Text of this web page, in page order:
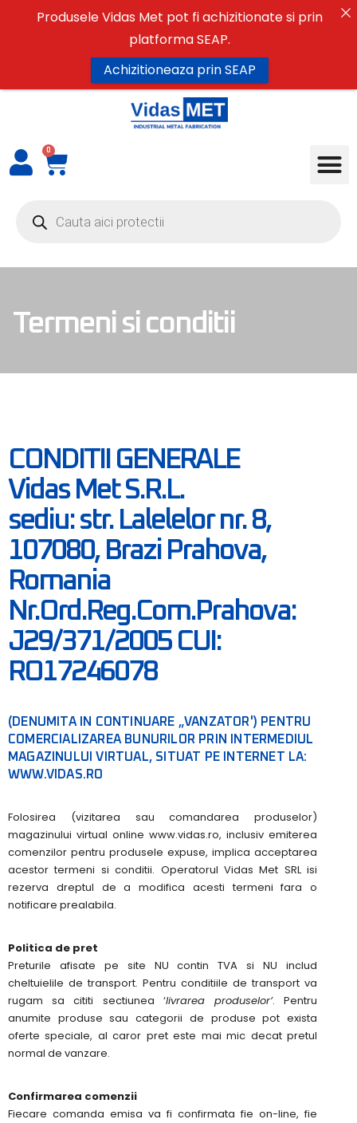
0
Termeni si conditii
CONDITII GENERALE
Vidas Met S.R.L.
sediu: str. Lalelelor nr. 8,
107080, Brazi Prahova,
Romania
Nr.Ord.Reg.Com.Prahova:
J29/371/2005 CUI:
RO17246078
(DENUMITA IN CONTINUARE „VANZATOR') PENTRU
COMERCIALIZAREA BUNURILOR PRIN INTERMEDIUL
MAGAZINULUI VIRTUAL, SITUAT PE INTERNET LA:
WWW.VIDAS.RO
Folosirea (vizitarea sau comandarea produselor)
magazinului virtual online www.vidas.ro, inclusiv emiterea
comenzilor pentru produsele expuse, implica acceptarea
acestor termeni si conditii. Operatorul Vidas Met SRL isi
rezerva dreptul de a modifica acesti termeni fara o
notificare prealabila.
Politica de pret
Preturile afisate pe site NU contin TVA si NU includ
cheltuielile de transport. Pentru conditiile de transport va
rugam sa cititi sectiunea ‘livrarea produselor’. Pentru
anumite produse sau categorii de produse pot exista
oferte speciale, al caror pret este mai mic decat pretul
normal de vanzare.
Confirmarea comenzii
Fiecare comanda emisa va fi confirmata fie on-line, fie
Produsele Vidas Met pot fi achizitionate si prin
platforma SEAP.
Achizitioneaza prin SEAP